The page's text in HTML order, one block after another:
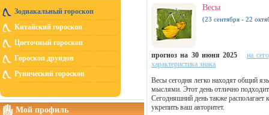
Зодиакальный гороскоп
Китайский гороскоп
Цветочный гороскоп
Гороскоп друидов
Рунический гороскоп
Мой профиль
Весы
(23 сентября - 22
прогноз на 30 июня 2025
на
характеристика знака
Весы сегодня легко находят общий
мыслями. Этот день отлично
Сегодняшний день также
укрепить ваш авторитет.